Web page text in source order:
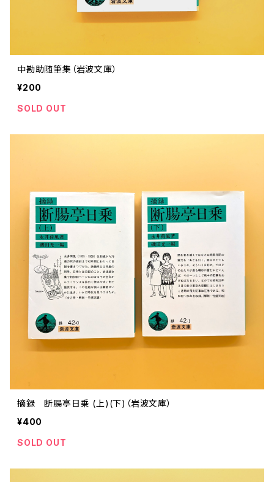
中勘助随筆集（岩波文庫）
¥200
SOLD OUT
摘録 断腸亭日乗 (上)(下)（岩波文庫）
¥400
SOLD OUT